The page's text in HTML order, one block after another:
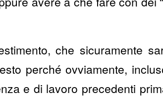
che sicuramente
perché ovviamente,
e di lavoro precedenti